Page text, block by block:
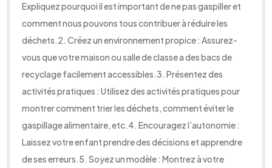
Expliquez pourquoi il est important de ne pas gaspiller et
comment nous pouvons tous contribuer à réduire les
déchets.2. Créez un environnement propice : Assurez-
vous que votre maison ou salle de classe a des bacs de
recyclage facilement accessibles.3. Présentez des
activités pratiques : Utilisez des activités pratiques pour
montrer comment trier les déchets, comment éviter le
gaspillage alimentaire, etc.4. Encouragez l’autonomie :
Laissez votre enfant prendre des décisions et apprendre
de ses erreurs.5. Soyez un modèle : Montrez à votre